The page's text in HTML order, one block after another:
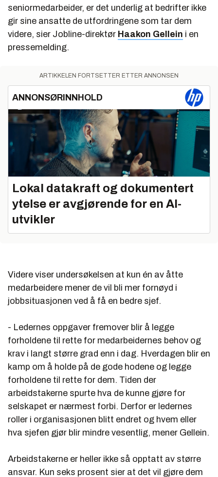
seniormedarbeider, er det underlig at bedrifter ikke
gir sine ansatte de utfordringene som tar dem
videre, sier Jobline-direktør Haakon Gellein i en
pressemelding.
ARTIKKELEN FORTSETTER ETTER ANNONSEN
ANNONSØRINNHOLD
Lokal datakraft og dokumentert
ytelse er avgjørende for en AI-
utvikler
Videre viser undersøkelsen at kun én av åtte
medarbeidere mener de vil bli mer fornøyd i
jobbsituasjonen ved å få en bedre sjef.
- Ledernes oppgaver fremover blir å legge
forholdene til rette for medarbeidernes behov og
krav i langt større grad enn i dag. Hverdagen blir en
kamp om å holde på de gode hodene og legge
forholdene til rette for dem. Tiden der
arbeidstakerne spurte hva de kunne gjøre for
selskapet er nærmest forbi. Derfor er ledernes
roller i organisasjonen blitt endret og hvem eller
hva sjefen gjør blir mindre vesentlig, mener Gellein.
Arbeidstakerne er heller ikke så opptatt av større
ansvar. Kun seks prosent sier at det vil gjøre dem